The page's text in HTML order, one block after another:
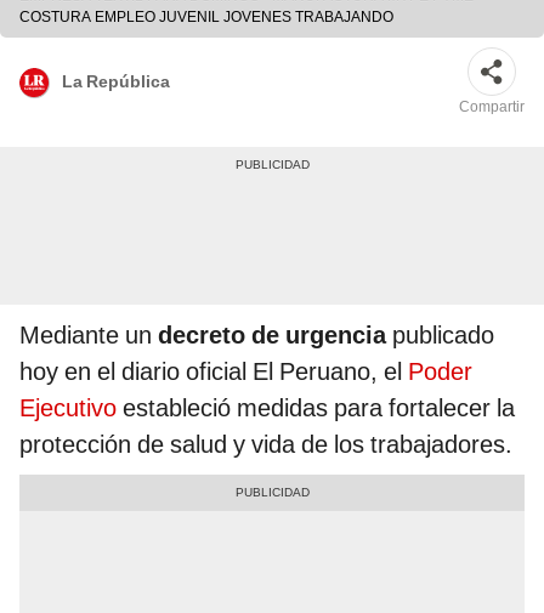
COSTURA EMPLEO JUVENIL JOVENES TRABAJANDO
La República
Compartir
Mediante un decreto de urgenciapublicado
hoy en el diario oficial El Peruano, el Poder
Ejecutivo estableció medidas para fortalecer la
protección de salud y vida de los trabajadores.